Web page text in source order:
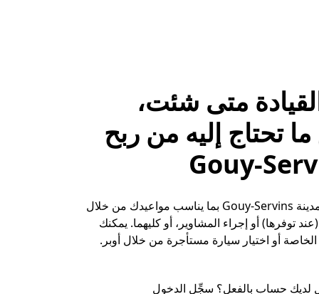
متى شئت،
تحتاج إليه من ربح
حقِّق الأرباح في مدينة Gouy-Servins بما يناسب مواعيدك من خلال
توفرها) أو إجراء المشاوير، أو كليهما. يمكنك
أو اختيار سيارة مستأجرة من خلال أوبر.
لديك حساب بالفعل؟ سجِّل الدخول